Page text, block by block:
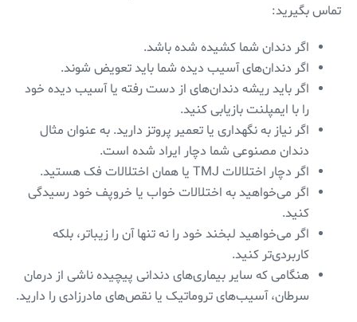
تماس بگیرید:
اگر دندان شما کشیده شده باشد.
اگر دندان‌های آسیب دیده شما باید تعویض شوند.
اگر باید ریشه دندان‌های از دست رفته یا آسیب دیده خود
را با ایمپلنت بازیابی کنید.
اگر نیاز به نگهداری یا تعمیر پروتز دارید. به عنوان مثال
دندان مصنوعی شما دچار ایراد شده است.
اگر دچار اختلالات TMJ یا همان اختلالات فک هستید.
اگر می‌خواهید به اختلالات خواب یا خروپف خود رسیدگی
کنید.
اگر می‌خواهید لبخند خود را نه تنها آن را زیباتر، بلکه
کاربردی‌تر کنید.
هنگامی که سایر بیماری‌های دندانی پیچیده ناشی از درمان
سرطان، آسیب‌های تروماتیک یا نقص‌های مادرزادی را دارید.